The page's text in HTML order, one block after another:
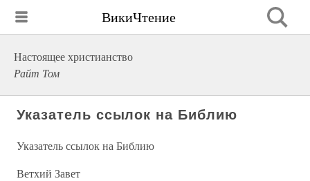
ВикиЧтение
Настоящее христианство
Райт Том
Указатель ссылок на Библию
Указатель ссылок на Библию
Ветхий Завет